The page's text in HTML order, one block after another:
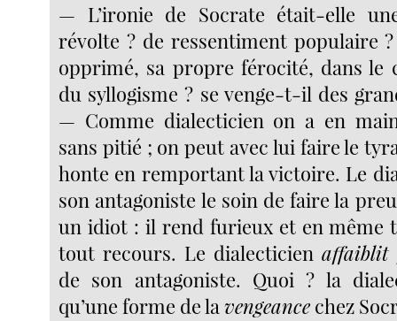
— L’ironie de Socrate était-elle
révolte ? de ressentiment populaire
opprimé, sa propre férocité, dans le
du syllogisme ? se venge-t-il des
— Comme dialecticien on a en
sans pitié ; on peut avec lui faire le
honte en remportant la victoire. Le
son antagoniste le soin de faire la
un idiot : il rend furieux et en même
tout recours. Le dialecticienaffaiblit
de son antagoniste. Quoi ? la
qu’une forme de lavengeance chez